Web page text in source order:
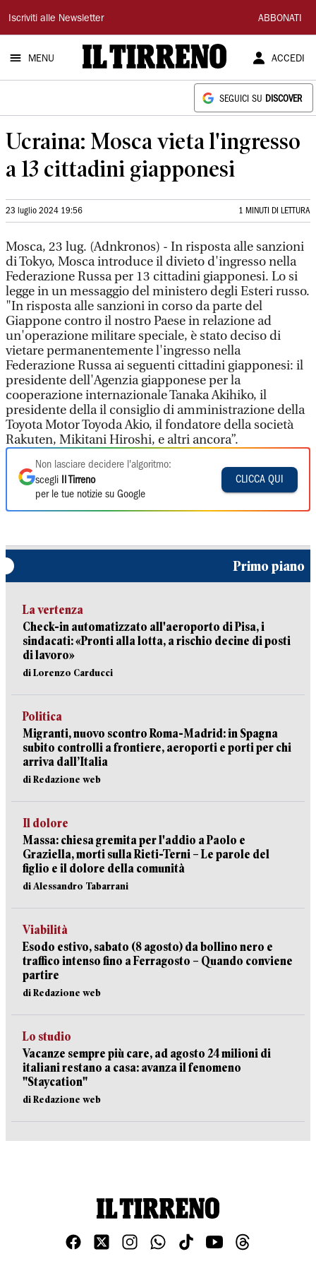
Il
Tirreno
Iscriviti alle Newsletter ABBONATI
MENU ACCEDI
SEGUICI SU DISCOVER
Ucraina: Mosca vieta l'ingresso
a 13 cittadini giapponesi
23 luglio 2024 19:56 1 MINUTI DI LETTURA
Mosca, 23 lug. (Adnkronos) - In risposta alle sanzioni
di Tokyo, Mosca introduce il divieto d'ingresso nella
Federazione Russa per 13 cittadini giapponesi. Lo si
legge in un messaggio del ministero degli Esteri russo.
"In risposta alle sanzioni in corso da parte del
Giappone contro il nostro Paese in relazione ad
un'operazione militare speciale, è stato deciso di
vietare permanentemente l'ingresso nella
Federazione Russa ai seguenti cittadini giapponesi: il
presidente dell'Agenzia giapponese per la
cooperazione internazionale Tanaka Akihiko, il
presidente della il consiglio di amministrazione della
Toyota Motor Toyoda Akio, il fondatore della società
Rakuten, Mikitani Hiroshi, e altri ancora”.
Non lasciare decidere l'algoritmo:
scegli
Il Tirreno
per le tue notizie su Google
CLICCA QUI
Primo piano
La vertenza
Check-in automatizzato all'aeroporto di Pisa, i
sindacati: «Pronti alla lotta, a rischio decine di posti
di lavoro»
di Lorenzo Carducci
Politica
Migranti, nuovo scontro Roma-Madrid: in Spagna
subito controlli a frontiere, aeroporti e porti per chi
arriva dall’Italia
di Redazione web
Il dolore
Massa: chiesa gremita per l'addio a Paolo e
Graziella, morti sulla Rieti-Terni – Le parole del
figlio e il dolore della comunità
di Alessandro Tabarrani
Viabilità
Esodo estivo, sabato (8 agosto) da bollino nero e
traffico intenso fino a Ferragosto – Quando conviene
partire
di Redazione web
Lo studio
Vacanze sempre più care, ad agosto 24 milioni di
italiani restano a casa: avanza il fenomeno
"Staycation"
di Redazione web